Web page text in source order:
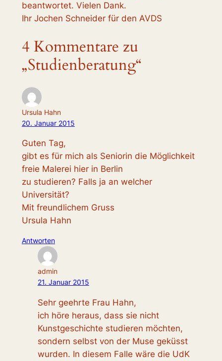
beantwortet. Vielen Dank.
Ihr Jochen Schneider für den AVDS
4 Kommentare zu
„Studienberatung“
Ursula Hahn
20. Januar 2015
Guten Tag,
gibt es für mich als Seniorin die Möglichkeit
freie Malerei hier in Berlin
zu studieren? Falls ja an welcher
Universität?
Mit freundlichem Gruss
Ursula Hahn
Antworten
admin
21. Januar 2015
Sehr geehrte Frau Hahn,
ich höre heraus, dass sie nicht
Kunstgeschichte studieren möchten,
sondern selbst von der Muse geküsst
wurden. In diesem Falle wäre die UdK